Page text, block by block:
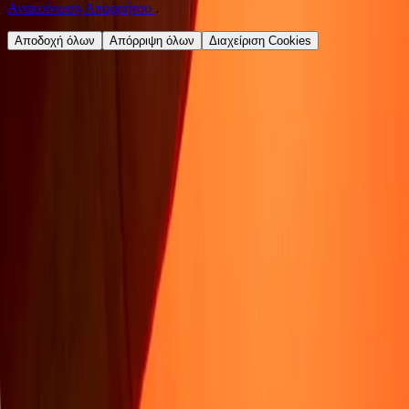
Ανακοίνωση Απορρήτου .
Αποδοχή όλων Απόρριψη όλων Διαχείριση Cookies